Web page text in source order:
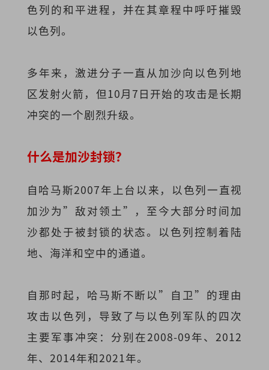
色列的和平进程，并在其章程中呼吁摧毁
以色列。
多年来，激进分子一直从加沙向以色列地
区发射火箭，但10月7日开始的攻击是长期
冲突的一个剧烈升级。
什么是加沙封锁？
自哈马斯2007年上台以来，以色列一直视
加沙为”敌对领土”，至今大部分时间加
沙都处于被封锁的状态。以色列控制着陆
地、海洋和空中的通道。
自那时起，哈马斯不断以”自卫”的理由
攻击以色列，导致了与以色列军队的四次
主要军事冲突：分别在2008-09年、2012
年、2014年和2021年。